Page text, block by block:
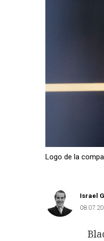
Logo de la
Israel